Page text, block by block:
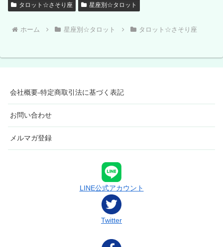
タロット☆さそり座 星座別☆タロット
ホーム 星座別☆タロット タロット☆さそり座
会社概要-特定商取引法に基づく表記
お問い合わせ
メルマガ登録
LINE公式アカウント
Twitter